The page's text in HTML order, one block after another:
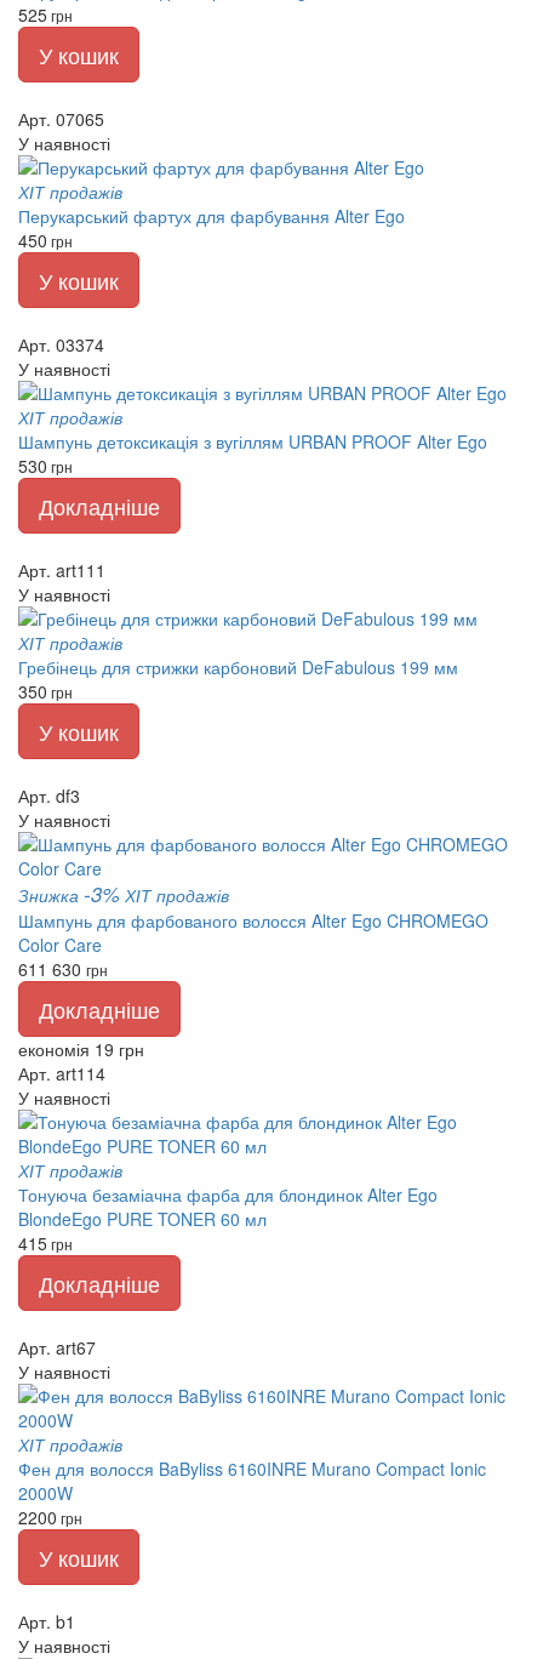
525грн
У кошик
Арт. 07065
У наявності
ХІТ продажів
Перукарський фартух для фарбування Alter Ego
450 грн
У кошик
Арт. 03374
У наявності
ХІТ продажів
Шампунь детоксикація з вугіллям URBAN PROOF Alter Ego
530 грн
Докладніше
Арт. art111
У наявності
ХІТ продажів
Гребінець для стрижки карбоновий DeFabulous 199 мм
350 грн
У кошик
Арт. df3
У наявності
Знижка -3% ХІТ продажів
Шампунь для фарбованого волосся Alter Ego CHROMEGO
Color Care
611 630 грн
Докладніше
економія 19 грн
Арт. art114
У наявності
ХІТ продажів
Тонуюча безаміачна фарба для блондинок Alter Ego
BlondeEgo PURE TONER 60 мл
415грн
Докладніше
Арт. art67
У наявності
ХІТ продажів
Фен для волосся BaByliss 6160INRE Murano Compact Ionic
2000W
2200 грн
У кошик
Арт. b1
У наявності